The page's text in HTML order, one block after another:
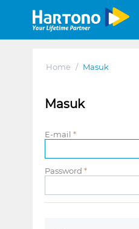
Home / Masuk
Masuk
E-mail
Password